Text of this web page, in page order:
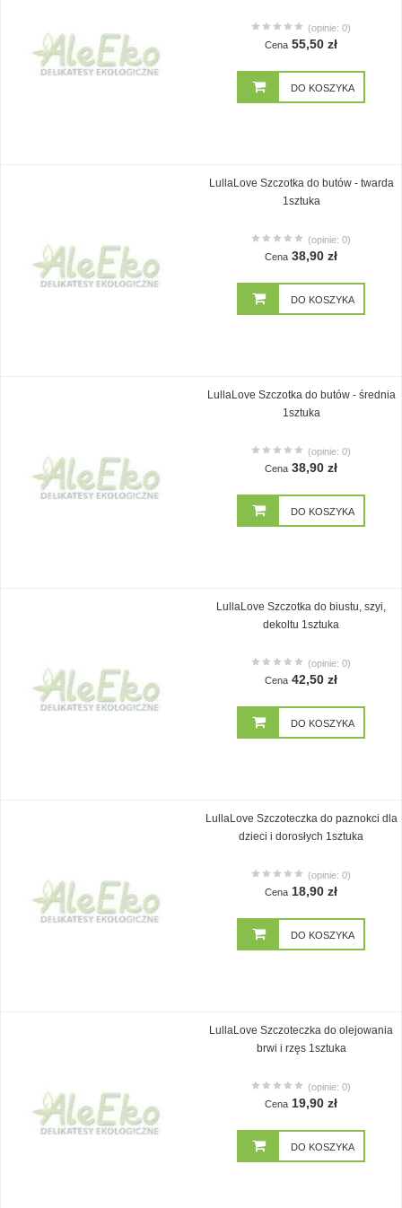
(opinie: 0)
Cena 55,50 zł
DO KOSZYKA
LullaLove Szczotka do butów - twarda
1sztuka
(opinie: 0)
Cena 38,90 zł
DO KOSZYKA
LullaLove Szczotka do butów - średnia
1sztuka
(opinie: 0)
Cena 38,90 zł
DO KOSZYKA
LullaLove Szczotka do biustu, szyi,
dekoltu 1sztuka
(opinie: 0)
Cena 42,50 zł
DO KOSZYKA
LullaLove Szczoteczka do paznokci dla
dzieci i dorosłych 1sztuka
(opinie: 0)
Cena 18,90 zł
DO KOSZYKA
LullaLove Szczoteczka do olejowania
brwi i rzęs 1sztuka
(opinie: 0)
Cena 19,90 zł
DO KOSZYKA